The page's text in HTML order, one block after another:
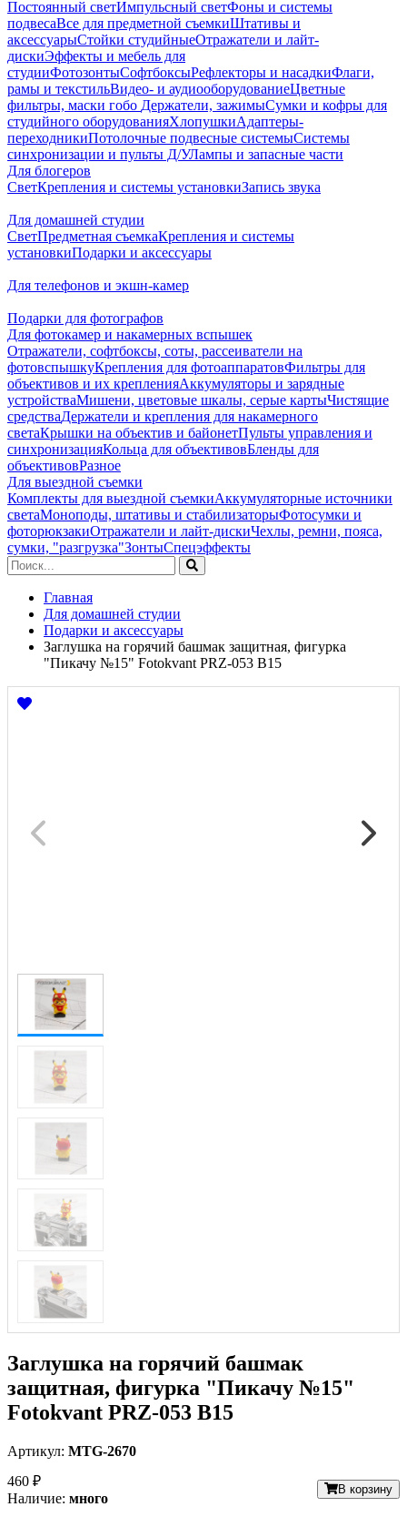
Постоянный светИмпульсный светФоны и системы
подвесаВсе для предметной съемкиШтативы и
аксессуарыСтойки студийныеОтражатели и лайт-
дискиЭффекты и мебель для
студииФотозонтыСофтбоксыРефлекторы и насадкиФлаги,
рамы и текстильВидео- и аудиооборудованиеЦветные
фильтры, маски гобо Держатели, зажимыСумки и кофры для
студийного оборудованияХлопушкиАдаптеры-
переходникиПотолочные подвесные системыСистемы
синхронизации и пульты Д/УЛампы и запасные части
Для блогеров
СветКрепления и системы установкиЗапись звука
Для домашней студии
СветПредметная съемкаКрепления и системы
установкиПодарки и аксессуары
Для телефонов и экшн-камер
Подарки для фотографов
Для фотокамер и накамерных вспышек
Отражатели, софтбоксы, соты, рассеиватели на
фотовспышкуКрепления для фотоаппаратовФильтры для
объективов и их крепленияАккумуляторы и зарядные
устройстваМишени, цветовые шкалы, серые картыЧистящие
средстваДержатели и крепления для накамерного
светаКрышки на объектив и байонетПульты управления и
синхронизацияКольца для объективовБленды для
объективовРазное
Для выездной съемки
Комплекты для выездной съемкиАккумуляторные источники
светаМоноподы, штативы и стабилизаторыФотосумки и
фоторюкзакиОтражатели и лайт-дискиЧехлы, ремни, пояса,
сумки, "разгрузка"ЗонтыСпецэффекты
Главная
Для домашней студии
Подарки и аксессуары
Заглушка на горячий башмак защитная, фигурка
"Пикачу №15" Fotokvant PRZ-053 B15
Заглушка на горячий башмак
защитная, фигурка "Пикачу №15"
Fotokvant PRZ-053 B15
Артикул: MTG-2670
460 ₽
Наличие: много
В корзину